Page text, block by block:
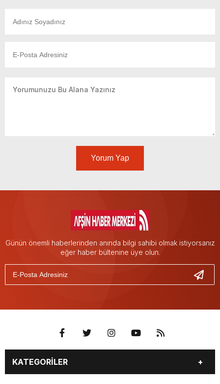
Yorum Yap
Günün önemli haberlerinden anında bilgi sahibi olmak istiyorsanız
eğer haber bültenine üye olun.
KATEGORİLER